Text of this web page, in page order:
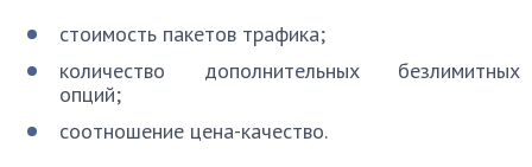
стоимость пакетов трафика;
количество дополнительных безлимитных
опций;
соотношение цена-качество.